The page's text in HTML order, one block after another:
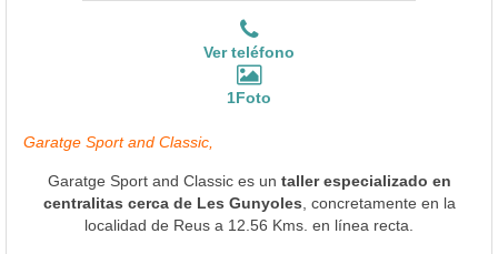
Ver teléfono
1Foto
Garatge Sport and Classic,
Garatge Sport and Classic es un taller especializado en
centralitas cerca de Les Gunyoles , concretamente en la
localidad de Reus a 12.56 Kms. en línea recta.